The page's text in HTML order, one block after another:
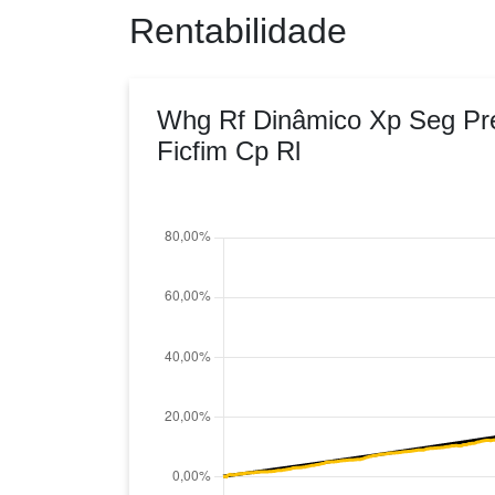
Rentabilidade
Whg Rf Dinâmico Xp Seg
Ficfim Cp Rl